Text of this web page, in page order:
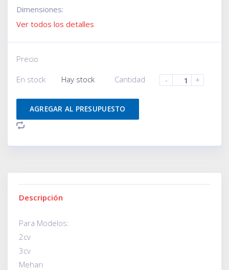
Dimensiones:
Ver todos los detalles
Precio
En stock
Hay stock Cantidad - +
AGREGAR AL PRESUPUESTO
Descripción
Para Modelos:
2cv
3cv
Mehari